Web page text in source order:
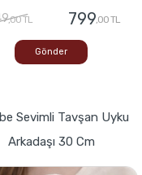
,00 TL 799,00 TL
Gönder
Sevimli Tavşan Uyku
Arkadaşı 30 Cm